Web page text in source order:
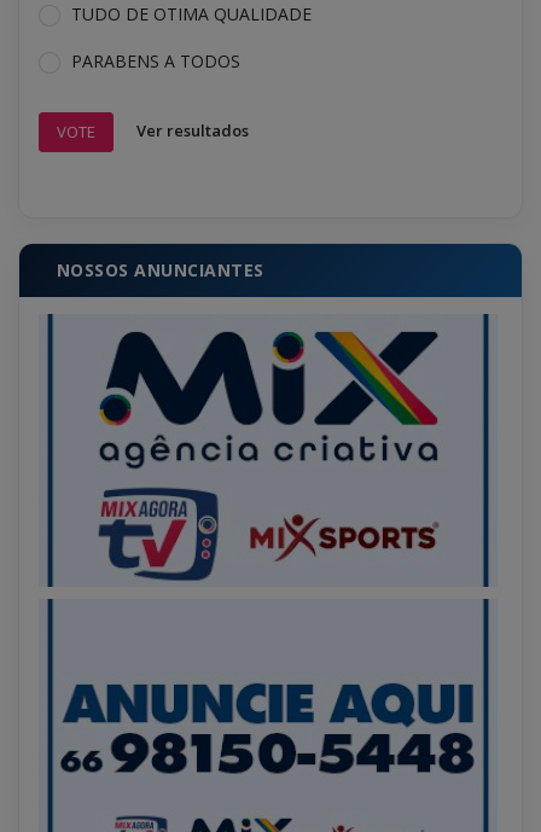
TUDO DE OTIMA QUALIDADE
PARABENS A TODOS
VOTE Ver resultados
NOSSOS ANUNCIANTES